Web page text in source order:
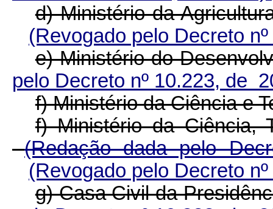
d) Ministério da
(Revogado pelo Decreto
e) Ministério do
pelo Decreto nº 10.223, de
f) Ministério da Ciência e
f) Ministério da Ciência,
(Redação dada pelo
(Revogado pelo Decreto
g) Casa Civil da